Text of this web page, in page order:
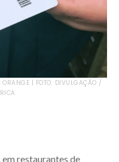
ORANGE | FOTO: DIVULGAÇÃO /
restaurantes de